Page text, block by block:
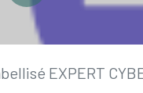
EXPERT